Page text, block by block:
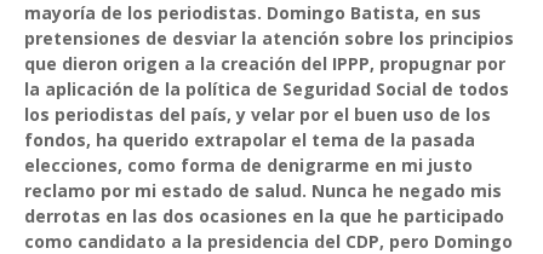
mayoría de los periodistas. Domingo Batista, en sus
pretensiones de desviar la atención sobre los principios
que dieron origen a la creación del IPPP, propugnar por
la aplicación de la política de Seguridad Social de todos
los periodistas del país, y velar por el buen uso de los
fondos, ha querido extrapolar el tema de la pasada
elecciones, como forma de denigrarme en mi justo
reclamo por mi estado de salud. Nunca he negado mis
derrotas en las dos ocasiones en la que he participado
como candidato a la presidencia del CDP, pero Domingo